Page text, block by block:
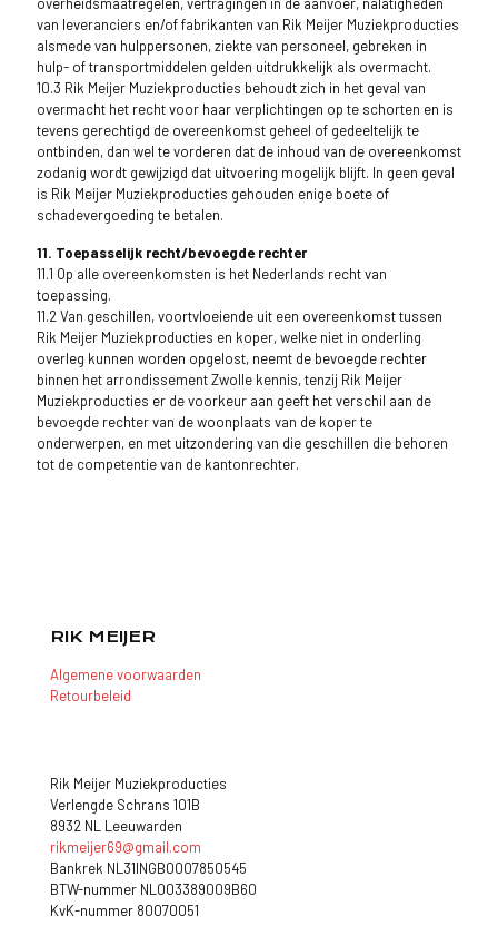
van leveranciers en/of fabrikanten van Rik Meijer Muziekproducties
alsmede van hulppersonen, ziekte van personeel, gebreken in
hulp- of transportmiddelen gelden uitdrukkelijk als overmacht.
10.3 Rik Meijer Muziekproducties behoudt zich in het geval van
overmacht het recht voor haar verplichtingen op te schorten en is
tevens gerechtigd de overeenkomst geheel of gedeeltelijk te
ontbinden, dan wel te vorderen dat de inhoud van de overeenkomst
zodanig wordt gewijzigd dat uitvoering mogelijk blijft. In geen geval
is Rik Meijer Muziekproducties gehouden enige boete of
schadevergoeding te betalen.
11. Toepasselijk recht/bevoegde rechter
11.1 Op alle overeenkomsten is het Nederlands recht van
toepassing.
11.2 Van geschillen, voortvloeiende uit een overeenkomst tussen
Rik Meijer Muziekproducties en koper, welke niet in onderling
overleg kunnen worden opgelost, neemt de bevoegde rechter
binnen het arrondissement Zwolle kennis, tenzij Rik Meijer
Muziekproducties er de voorkeur aan geeft het verschil aan de
bevoegde rechter van de woonplaats van de koper te
onderwerpen, en met uitzondering van die geschillen die behoren
tot de competentie van de kantonrechter.
RIK MEIJER
Algemene voorwaarden
Retourbeleid
Rik Meijer Muziekproducties
Verlengde Schrans 101B
8932 NL Leeuwarden
rikmeijer69@gmail.com
Bankrek NL31INGB0007850545
BTW-nummer NL003389009B60
KvK-nummer 80070051